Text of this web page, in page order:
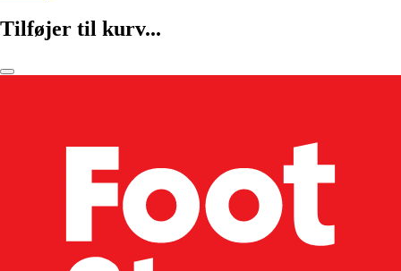
Tilføjer til kurv...